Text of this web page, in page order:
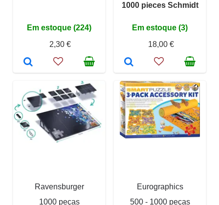
Em estoque (224)
2,30 €
1000 pieces Schmidt
Em estoque (3)
18,00 €
Ravensburger
1000 peças
Eurographics
500 - 1000 peças